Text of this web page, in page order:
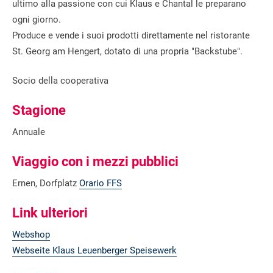
ultimo alla passione con cui Klaus e Chantal le preparano
ogni giorno.
Produce e vende i suoi prodotti direttamente nel ristorante
St. Georg am Hengert, dotato di una propria "Backstube".
Socio della cooperativa
Stagione
Annuale
Viaggio con i mezzi pubblici
Ernen, Dorfplatz Orario FFS
Link ulteriori
Webshop
Webseite Klaus Leuenberger Speisewerk